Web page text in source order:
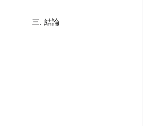
三. 結論